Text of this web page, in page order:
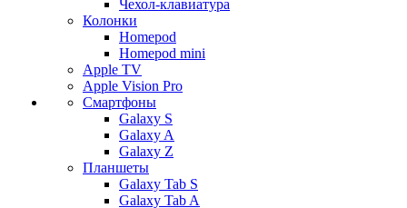
Чехол-клавиатура
Колонки
Homepod
Homepod mini
Apple TV
Apple Vision Pro
Смартфоны
Galaxy S
Galaxy A
Galaxy Z
Планшеты
Galaxy Tab S
Galaxy Tab A